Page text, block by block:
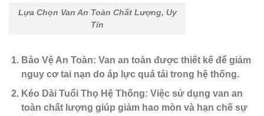
Lựa Chọn Van An Toàn Chất Lượng, Uy
Tín
Bảo Vệ An Toàn: Van an toàn được thiết kế để giảm
nguy cơ tai nạn do áp lực quá tải trong hệ thống.
Kéo Dài Tuổi Thọ Hệ Thống: Việc sử dụng van an
toàn chất lượng giúp giảm hao mòn và hạn chế sự